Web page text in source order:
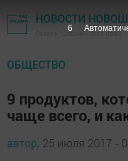
НОВОСТИ
Газета "Шешминская
ОБЩЕСТВО
9 продуктов,
чаще всего, и
автор, 25 июля 2017 -
5